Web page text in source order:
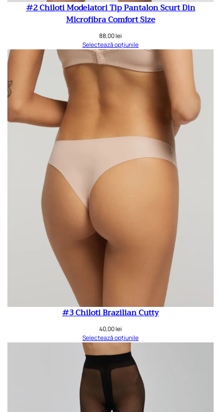
#2 Chiloti Modelatori Tip Pantalon Scurt Din
Microfibra Comfort Size
88,00lei
Selectează opțiunile
#3 Chiloti Brazilian Cutty
40,00lei
Selectează opțiunile